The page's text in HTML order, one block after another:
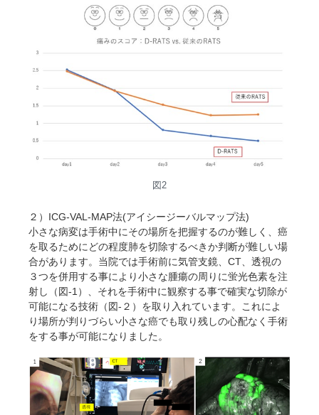
図2
２）ICG-VAL-MAP法(アイシージーバルマップ法)
小さな病変は手術中にその場所を把握するのが難しく、癌
を取るためにどの程度肺を切除するべきか判断が難しい場
合があります。当院では手術前に気管支鏡、CT、透視の
３つを併用する事により小さな腫瘍の周りに蛍光色素を注
射し（図-1）、それを手術中に観察する事で確実な切除が
可能になる技術（図-２）を取り入れています。これによ
り場所が判りづらい小さな癌でも取り残しの心配なく手術
をする事が可能になりました。